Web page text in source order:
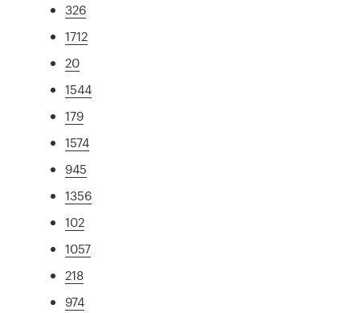
326
1712
20
1544
179
1574
945
1356
102
1057
218
974